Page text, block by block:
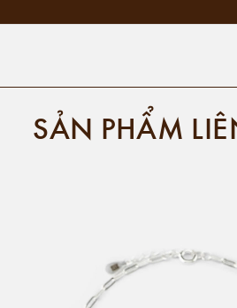
SẢN PHẨM